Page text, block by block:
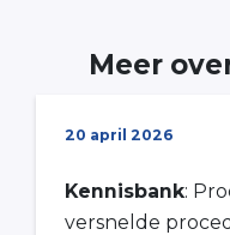
Meer
20 april 2026
Kennisbank:
versnelde